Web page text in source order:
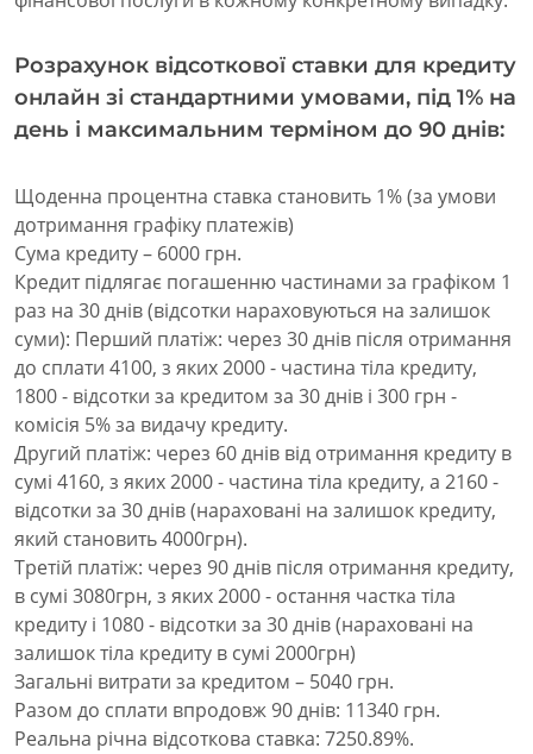
Розрахунок відсоткової ставки для кредиту
онлайн зі стандартними умовами, під 1% на
день і максимальним терміном до 90 днів:
Щоденна процентна ставка становить 1% (за умови
дотримання графіку платежів)
Сума кредиту – 6000 грн.
Кредит підлягає погашенню частинами за графіком 1
раз на 30 днів (відсотки нараховуються на залишок
суми): Перший платіж: через 30 днів після отримання
до сплати 4100, з яких 2000 - частина тіла кредиту,
1800 - відсотки за кредитом за 30 днів і 300 грн -
комісія 5% за видачу кредиту.
Другий платіж: через 60 днів від отримання кредиту в
сумі 4160, з яких 2000 - частина тіла кредиту, а 2160 -
відсотки за 30 днів (нараховані на залишок кредиту,
який становить 4000грн).
Третій платіж: через 90 днів після отримання кредиту,
в сумі 3080грн, з яких 2000 - остання частка тіла
кредиту і 1080 - відсотки за 30 днів (нараховані на
залишок тіла кредиту в сумі 2000грн)
Загальні витрати за кредитом – 5040 грн.
Разом до сплати впродовж 90 днів: 11340 грн.
Реальна річна відсоткова ставка: 7250.89%.